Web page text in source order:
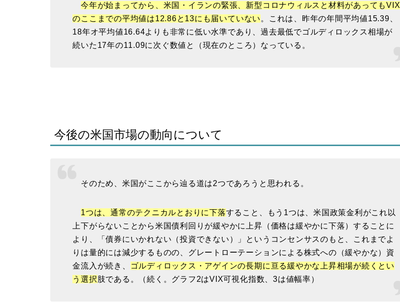
今年が始まってから、米国・イランの緊張、新型コロナウィルスと材料があってもVIX
のここまでの平均値は12.86と13にも届いていない 。これは、昨年の年間平均値15.39、
18年オ平均値16.64よりも非常に低い水準であり、過去最低でゴルディロックス相場が
続いた17年の11.09に次ぐ数値と（現在のところ）なっている。
今後の米国市場の動向について
そのため、米国がここから辿る道は2つであろうと思われる。
1つは、通常のテクニカルとおりに下落すること、もう1つは、米国政策金利がこれ以
上下がらないことから米国債利回りが緩やかに上昇（価格は緩やかに下落）することに
より、「債券にいかれない（投資できない）」というコンセンサスのもと、これまでよ
りは量的には減少するものの、グレートローテーションによる株式への（緩やかな）資
金流入が続き、
ゴルディロックス・アゲインの長期に亘る緩やかな上昇相場が続くとい
う選択肢である。（続く。グラフ2はVIX可視化指数、3は値幅率）